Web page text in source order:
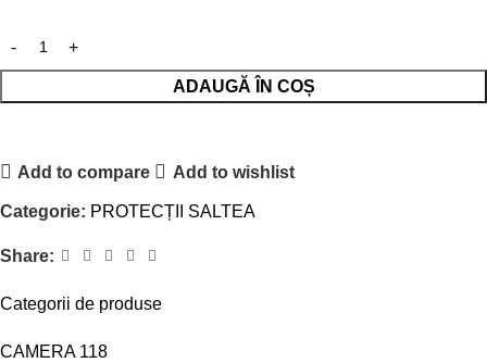
Categorii de produse
CAMERA 118
ADAUGĂ ÎN COȘ
Add to compare Add to wishlist
Categorie: PROTECȚII SALTEA
Share: